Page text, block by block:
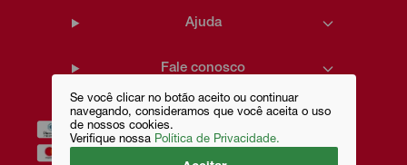
Se você clicar no botão aceito ou continuar
navegando, consideramos que você aceita o uso
de nossos cookies.
Verifique nossa Política de Privacidade.
Ajuda
Fale conosco